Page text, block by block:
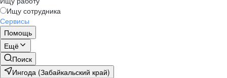
Ищу сотрудника
Сервисы
Помощь
Ещё
Поиск
Ингода (Забайкальский край)